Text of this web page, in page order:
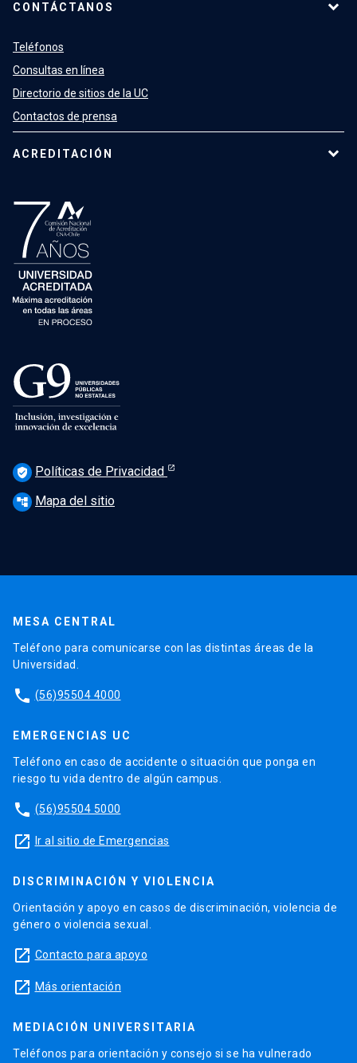
CONTÁCTANOS
Teléfonos
Consultas en línea
Directorio de sitios de la UC
Contactos de prensa
ACREDITACIÓN
verified_user Políticas de Privacidad
account_tree Mapa del sitio
MESA CENTRAL
Teléfono para comunicarse con las distintas áreas de la
Universidad.
phone (56)95504 4000
EMERGENCIAS UC
Teléfono en caso de accidente o situación que ponga en
riesgo tu vida dentro de algún campus.
phone (56)95504 5000
launch Ir al sitio de Emergencias
DISCRIMINACIÓN Y VIOLENCIA
Orientación y apoyo en casos de discriminación, violencia de
género o violencia sexual.
launch Contacto para apoyo
launch Más orientación
MEDIACIÓN UNIVERSITARIA
Teléfonos para orientación y consejo si se ha vulnerado